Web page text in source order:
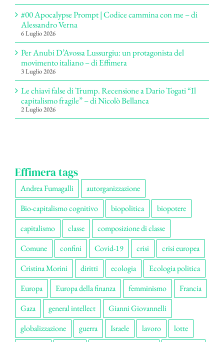
#00 Apocalypse Prompt | Codice cammina con me – di
Alessandro Verna
6 Luglio 2026
Per Anubi D’Avossa Lussurgiu: un protagonista del
movimento italiano – di Effimera
3 Luglio 2026
Le chiavi false di Trump. Recensione a Dario Togati “Il
capitalismo fragile” – di Nicolò Bellanca
2 Luglio 2026
Effimera tags
Andrea Fumagalli
autorganizzazione
Bio-capitalismo cognitivo
biopolitica
biopotere
capitalismo
classe
composizione di classe
Comune
confini Covid-19 crisi
crisi europea
Cristina Morini
diritti ecologia
Ecologia politica
Europa
Europa della finanza femminismo
Francia
Gaza
general intellect
Gianni Giovannelli
globalizzazione
guerra Israele lavoro lotte